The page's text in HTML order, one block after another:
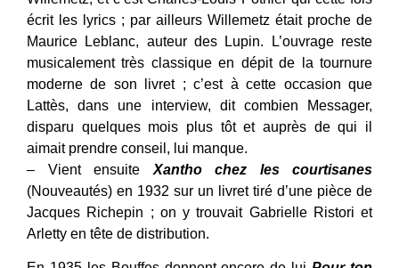
écrit les lyrics ; par ailleurs Willemetz était proche de
Maurice Leblanc, auteur des Lupin. L’ouvrage reste
musicalement très classique en dépit de la tournure
moderne de son livret ; c’est à cette occasion que
Lattès, dans une interview, dit combien Messager,
disparu quelques mois plus tôt et auprès de qui il
aimait prendre conseil, lui manque.
– Vient ensuite Xantho chez les courtisanes
(Nouveautés) en 1932 sur un livret tiré d’une pièce de
Jacques Richepin ; on y trouvait Gabrielle Ristori et
Arletty en tête de distribution.